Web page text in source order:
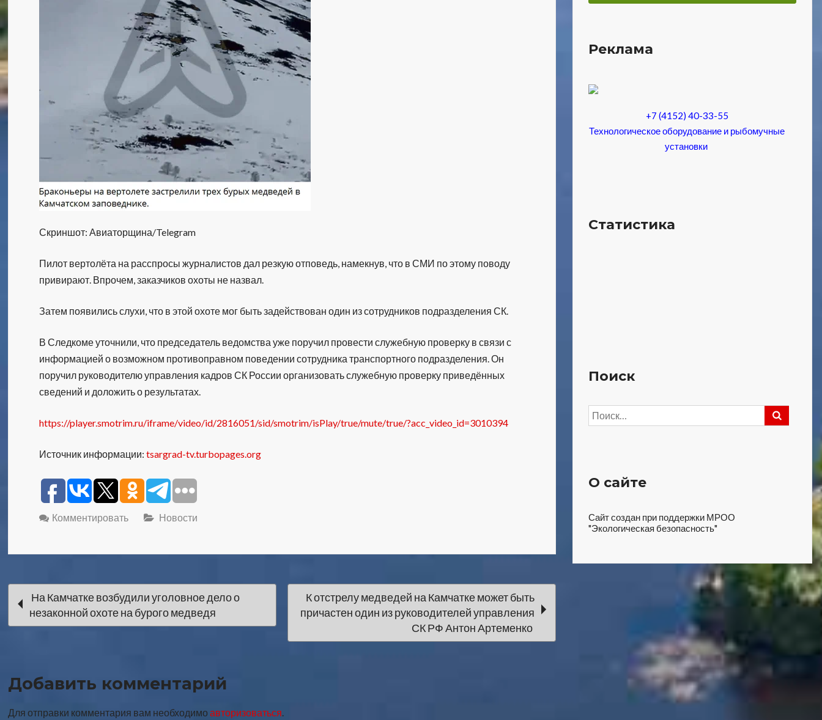
Скриншот: Авиаторщина/Telegram
Пилот вертолёта на расспросы журналистов дал резкую отповедь, намекнув, что в СМИ по этому поводу
привирают. Впрочем, заказчиков охоты не назвал.
Затем появились слухи, что в этой охоте мог быть задействован один из сотрудников подразделения СК.
В Следкоме уточнили, что председатель ведомства уже поручил провести служебную проверку в связи с
информацией о возможном противоправном поведении сотрудника транспортного подразделения. Он
поручил руководителю управления кадров СК России организовать служебную проверку приведённых
сведений и доложить о результатах.
https://player.smotrim.ru/iframe/video/id/2816051/sid/smotrim/isPlay/true/mute/true/?acc_video_id=3010394
Источник информации:tsargrad-tv.turbopages.org
Комментировать Новости
Навигация
по
На Камчатке возбудили уголовное дело о
незаконной охоте на бурого медведя
К отстрелу медведей на Камчатке может быть
причастен один из руководителей управления
СК РФ Антон Артеменко
Добавить комментарий
Для отправки комментария вам необходимоавторизоваться.
Реклама
+7 (4152) 40-33-55
Технологическое оборудование и рыбомучные
установки
Статистика
Поиск
Найти:
О сайте
Сайт создан при поддержки МРОО
"Экологическая безопасность"